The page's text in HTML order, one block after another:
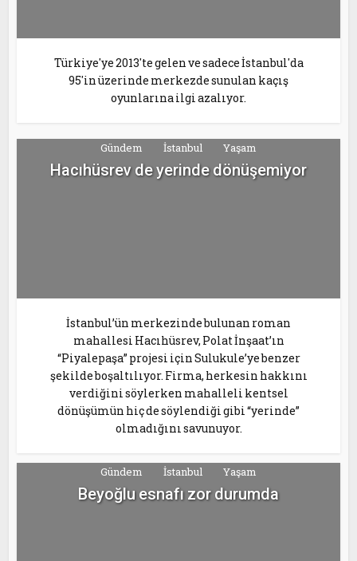
Türkiye'ye 2013'te gelen ve sadece İstanbul'da
95'in üzerinde merkezde sunulan kaçış
oyunlarına ilgi azalıyor.
Gündem İstanbul Yaşam
Hacıhüsrev de yerinde dönüşemiyor
İstanbul’ün merkezinde bulunan roman
mahallesi Hacıhüsrev, Polat İnşaat’ın
“Piyalepaşa” projesi için Sulukule’ye benzer
şekilde boşaltılıyor. Firma, herkesin hakkını
verdiğini söylerken mahalleli kentsel
dönüşümün hiç de söylendiği gibi “yerinde”
olmadığını savunuyor.
Gündem İstanbul Yaşam
Beyoğlu esnafı zor durumda